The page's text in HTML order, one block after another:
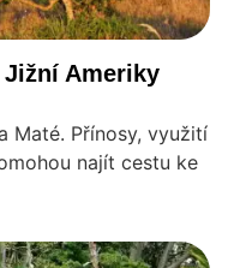
Jižní Ameriky
Maté. Přínosy, využití
najít cestu ke